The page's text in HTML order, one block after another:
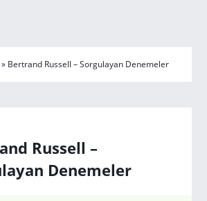
» Bertrand Russell – Sorgulayan Denemeler
Russell –
Denemeler